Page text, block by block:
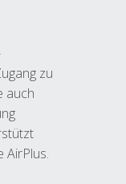
zu
auch
AirPlus.